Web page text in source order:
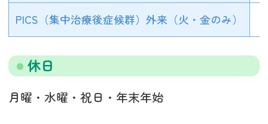
PICS（集中治療後症候群）外来（火・金のみ）
休日
月曜・水曜・祝日・年末年始